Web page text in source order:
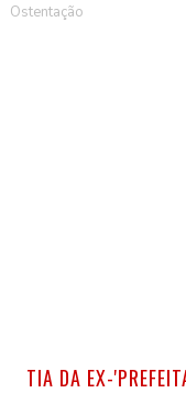
Ostentação
TIA DA EX-